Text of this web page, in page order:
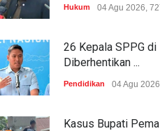
Hukum 04 Agu 2026,
26 Kepala SPPG di
Diberhentikan ...
Pendidikan 04 Agu
Kasus Bupati